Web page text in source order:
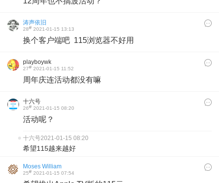
涛声依旧
28# 2021-01-15 13:13
换个客户端吧 115浏览器不好用
playboywk
27# 2021-01-15 11:52
周年庆连活动都没有嘛
十六号
26# 2021-01-15 08:20
活动呢？
十六号2021-01-15 08:20
希望115越来越好
Moses William
25# 2021-01-15 07:54